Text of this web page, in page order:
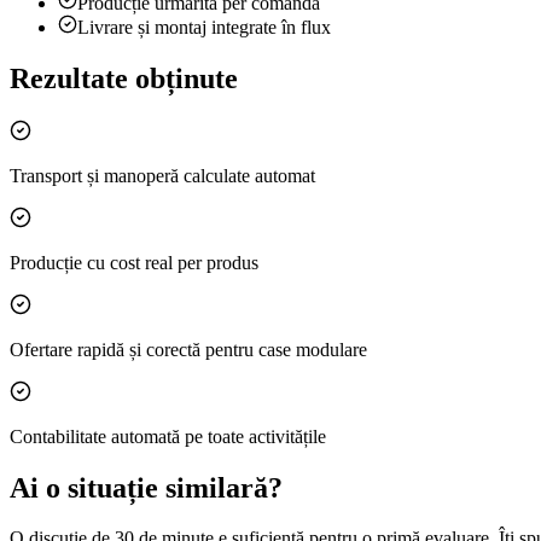
Livrare și montaj integrate în flux
Rezultate obținute
Transport și manoperă calculate automat
Producție cu cost real per produs
Ofertare rapidă și corectă pentru case modulare
Contabilitate automată pe toate activitățile
Ai o situație similară?